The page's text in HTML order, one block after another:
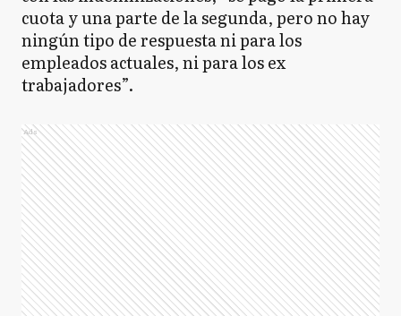
cuota y una parte de la segunda, pero no hay
ningún tipo de respuesta ni para los
empleados actuales, ni para los ex
trabajadores”.
Ads